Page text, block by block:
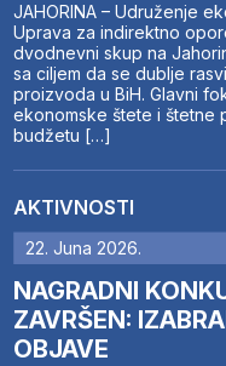
JAHORINA – Udruženje
Uprava za indirektno
dvodnevni skup na
sa ciljem da se dublje
proizvoda u BiH. Glavni
ekonomske štete i štetne
budžetu […]
AKTIVNOSTI
22. Juna 2026.
NAGRADNI
ZAVRŠEN:
OBJAVE